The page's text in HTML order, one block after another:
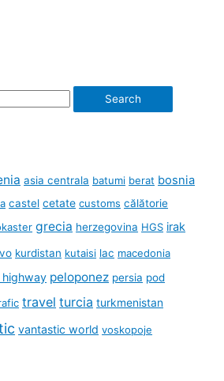
asia centrala batumi berat bosnia
castel cetate customs călătorie
grecia herzegovina HGS irak
kurdistan kutaisi lac macedonia
highway peloponez persia pod
travel turcia turkmenistan
vantastic world voskopoje